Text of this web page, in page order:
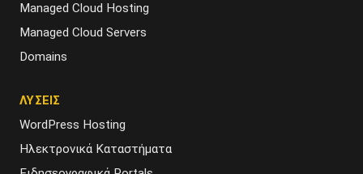
Managed Cloud Hosting
Managed Cloud Servers
Domains
ΛΥΣΕΙΣ
WordPress Hosting
Ηλεκτρονικά Καταστήματα